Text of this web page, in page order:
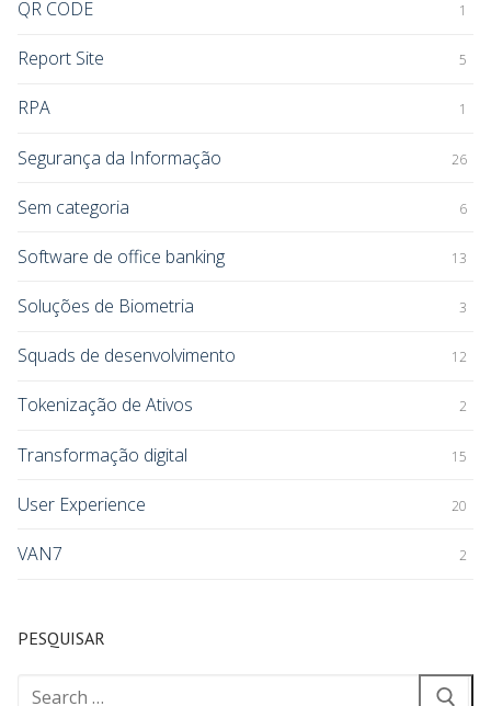
QR CODE 1
Report Site 5
RPA 1
Segurança da Informação 26
Sem categoria 6
Software de office banking 13
Soluções de Biometria 3
Squads de desenvolvimento 12
Tokenização de Ativos 2
Transformação digital 15
User Experience 20
VAN7 2
PESQUISAR